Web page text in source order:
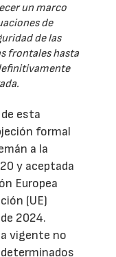
un marco
de
de las
frontales hasta
esta
formal
a la
y aceptada
Europea
(UE)
2024.
vigente no